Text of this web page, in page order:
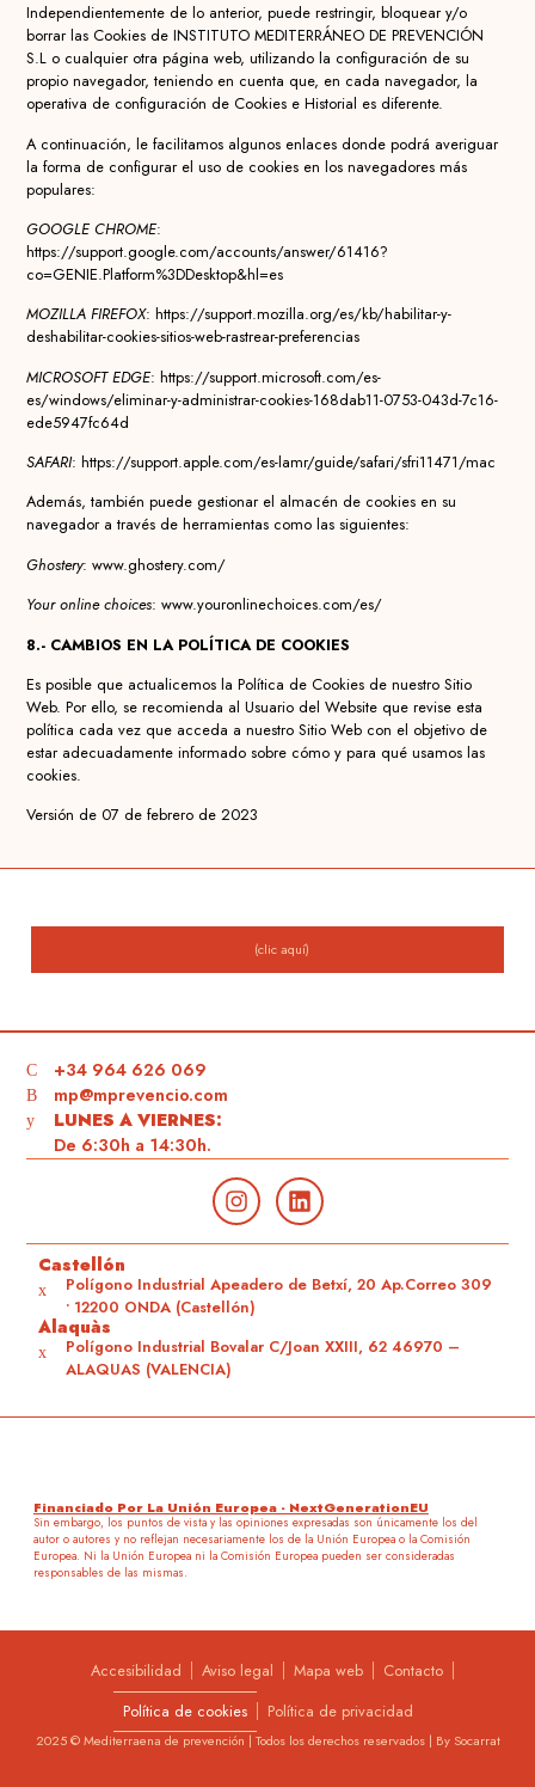
Independientemente de lo anterior, puede restringir, bloquear y/o
borrar las Cookies de INSTITUTO MEDITERRÁNEO DE PREVENCIÓN
S.L o cualquier otra página web, utilizando la configuración de su
propio navegador, teniendo en cuenta que, en cada navegador, la
operativa de configuración de Cookies e Historial es diferente.
A continuación, le facilitamos algunos enlaces donde podrá averiguar
la forma de configurar el uso de cookies en los navegadores más
populares:
GOOGLE CHROME:
https://support.google.com/accounts/answer/61416?
co=GENIE.Platform%3DDesktop&hl=es
MOZILLA FIREFOX: https://support.mozilla.org/es/kb/habilitar-y-
deshabilitar-cookies-sitios-web-rastrear-preferencias
MICROSOFT EDGE: https://support.microsoft.com/es-
es/windows/eliminar-y-administrar-cookies-168dab11-0753-043d-7c16-
ede5947fc64d
SAFARI: https://support.apple.com/es-lamr/guide/safari/sfri11471/mac
Además, también puede gestionar el almacén de cookies en su
navegador a través de herramientas como las siguientes:
Ghostery: www.ghostery.com/
Your online choices: www.youronlinechoices.com/es/
8.- CAMBIOS EN LA POLÍTICA DE COOKIES
Es posible que actualicemos la Política de Cookies de nuestro Sitio
Web. Por ello, se recomienda al Usuario del Website que revise esta
política cada vez que acceda a nuestro Sitio Web con el objetivo de
estar adecuadamente informado sobre cómo y para qué usamos las
cookies.
Versión de 07 de febrero de 2023
(clic aquí)
+34 964 626 069
mp@mprevencio.com
LUNES A VIERNES:
De 6:30h a 14:30h.
Castellón
Polígono Industrial Apeadero de Betxí, 20 Ap.Correo 309
• 12200 ONDA (Castellón)
Alaquàs
Polígono Industrial Bovalar C/Joan XXIII, 62 46970 –
ALAQUAS (VALENCIA)
Financiado Por La Unión Europea - NextGenerationEU
Sin embargo, los puntos de vista y las opiniones expresadas son únicamente los del
autor o autores y no reflejan necesariamente los de la Unión Europea o la Comisión
Europea. Ni la Unión Europea ni la Comisión Europea pueden ser consideradas
responsables de las mismas.
Accesibilidad Aviso legal Mapa web
Contacto
Política de cookies
Política de privacidad
2025 © Mediterraena de prevención | Todos los derechos reservados | By Socarrat